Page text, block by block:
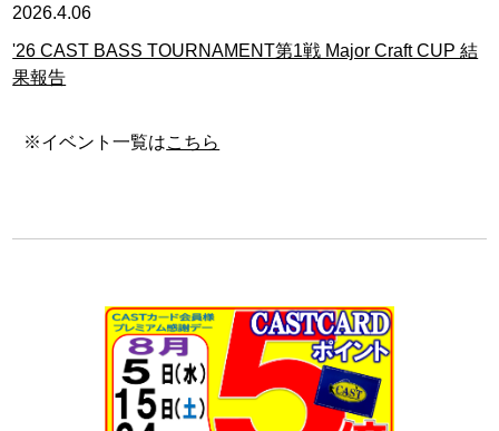
2026.4.06
'26 CAST BASS TOURNAMENT第1戦 Major Craft CUP 結
果報告
※イベント一覧はこちら